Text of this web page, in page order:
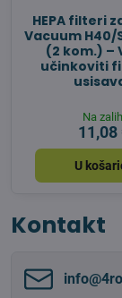
HEPA filteri
Vacuum H40/
(2 kom.) –
učinkoviti
Na
11,08
U
Kontakt